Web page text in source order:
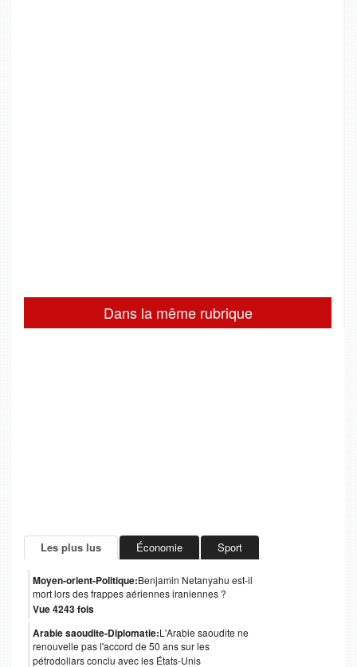
Dans la même rubrique
Les plus lus Économie Sport
Moyen-orient-Politique:Benjamin Netanyahu est-il
mort lors des frappes aériennes iraniennes ?
Vue 4243 fois
Arabie saoudite-Diplomatie:L'Arabie saoudite ne
renouvelle pas l'accord de 50 ans sur les
pétrodollars conclu avec les États-Unis